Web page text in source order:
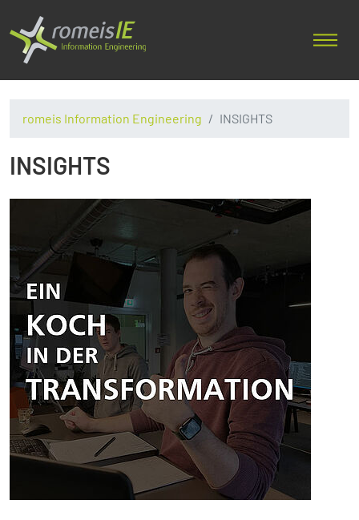
romeis Information Engineering INSIGHTS
INSIGHTS